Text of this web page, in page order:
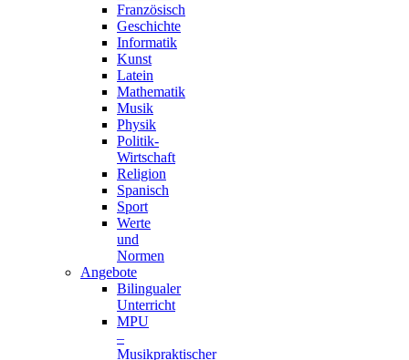
Französisch
Geschichte
Informatik
Kunst
Latein
Mathematik
Musik
Physik
Politik-
Wirtschaft
Religion
Spanisch
Sport
Werte
und
Normen
Angebote
Bilingualer
Unterricht
MPU
–
Musikpraktischer